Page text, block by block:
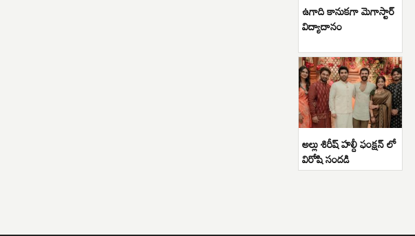
ఉగాది కానుకగా మెగాస్టార్
విద్యాదానం
అల్లు శిరీష్ హల్దీ ఫంక్షన్ లో
విరోషి సందడి